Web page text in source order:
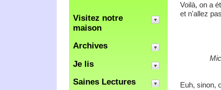
Voilà, on a
et n'allez
Euh, sinon,
Visitez notre
maison
Archives
Je lis
Saines Lectures